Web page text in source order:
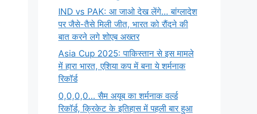
IND vs PAK: आ जाओ देख लेंगे… बांग्लादेश
पर जैसे-तैसे मिली जीत, भारत को रौंदने की
बात करने लगे शोएब अख्तर
Asia Cup 2025: पाकिस्तान से इस मामले
में हारा भारत, एशिया कप में बना ये शर्मनाक
रिकॉर्ड
0,0,0,0… सैम अयूब का शर्मनाक वर्ल्ड
रिकॉर्ड, क्रिकेट के इतिहास में पहली बार हुआ